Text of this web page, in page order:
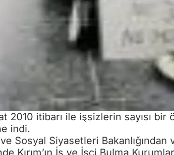
2010 itibarı ile işsizlerin sayısı
indi.
ve Sosyal Siyasetleri
Kırım’ın İş ve İşçi Bulma